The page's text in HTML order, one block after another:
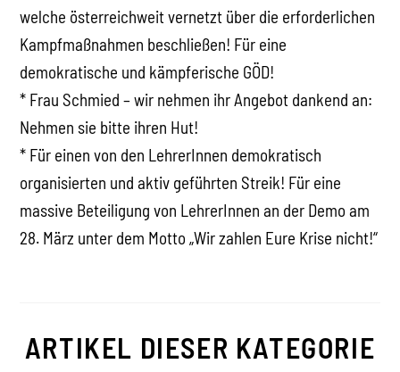
welche österreichweit vernetzt über die erforderlichen
Kampfmaßnahmen beschließen! Für eine
demokratische und kämpferische GÖD!
* Frau Schmied – wir nehmen ihr Angebot dankend an:
Nehmen sie bitte ihren Hut!
* Für einen von den LehrerInnen demokratisch
organisierten und aktiv geführten Streik! Für eine
massive Beteiligung von LehrerInnen an der Demo am
28. März unter dem Motto „Wir zahlen Eure Krise nicht!“
ARTIKEL DIESER KATEGORIE